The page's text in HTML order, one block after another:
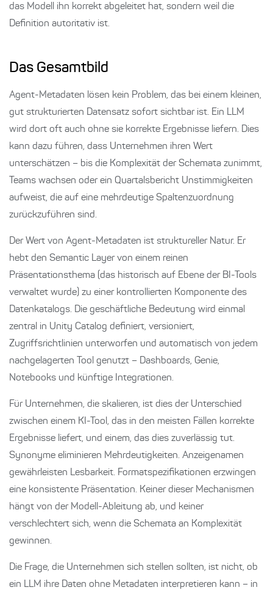
das Modell ihn korrekt abgeleitet hat, sondern weil die
Definition autoritativ ist.
Das Gesamtbild
Agent-Metadaten lösen kein Problem, das bei einem kleinen,
gut strukturierten Datensatz sofort sichtbar ist. Ein LLM
wird dort oft auch ohne sie korrekte Ergebnisse liefern. Dies
kann dazu führen, dass Unternehmen ihren Wert
unterschätzen – bis die Komplexität der Schemata zunimmt,
Teams wachsen oder ein Quartalsbericht Unstimmigkeiten
aufweist, die auf eine mehrdeutige Spaltenzuordnung
zurückzuführen sind.
Der Wert von Agent-Metadaten ist struktureller Natur. Er
hebt den Semantic Layer von einem reinen
Präsentationsthema (das historisch auf Ebene der BI-Tools
verwaltet wurde) zu einer kontrollierten Komponente des
Datenkatalogs. Die geschäftliche Bedeutung wird einmal
zentral in Unity Catalog definiert, versioniert,
Zugriffsrichtlinien unterworfen und automatisch von jedem
nachgelagerten Tool genutzt – Dashboards, Genie,
Notebooks und künftige Integrationen.
Für Unternehmen, die skalieren, ist dies der Unterschied
zwischen einem KI-Tool, das in den meisten Fällen korrekte
Ergebnisse liefert, und einem, das dies zuverlässig tut.
Synonyme eliminieren Mehrdeutigkeiten. Anzeigenamen
gewährleisten Lesbarkeit. Formatspezifikationen erzwingen
eine konsistente Präsentation. Keiner dieser Mechanismen
hängt von der Modell-Ableitung ab, und keiner
verschlechtert sich, wenn die Schemata an Komplexität
gewinnen.
Die Frage, die Unternehmen sich stellen sollten, ist nicht, ob
ein LLM ihre Daten ohne Metadaten interpretieren kann – in